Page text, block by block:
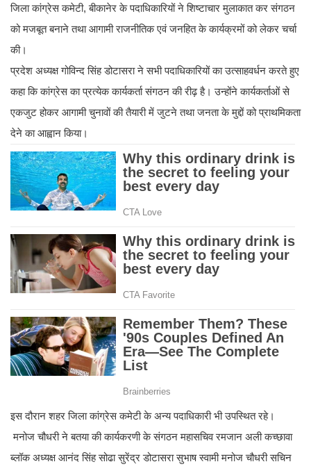
जिला कांग्रेस कमेटी, बीकानेर के पदाधिकारियों ने शिष्टाचार मुलाकात कर संगठन
को मजबूत बनाने तथा आगामी राजनीतिक एवं जनहित के कार्यक्रमों को लेकर चर्चा
की।
प्रदेश अध्यक्ष गोविन्द सिंह डोटासरा ने सभी पदाधिकारियों का उत्साहवर्धन करते हुए
कहा कि कांग्रेस का प्रत्येक कार्यकर्ता संगठन की रीढ़ है। उन्होंने कार्यकर्ताओं से
एकजुट होकर आगामी चुनावों की तैयारी में जुटने तथा जनता के मुद्दों को प्राथमिकता
देने का आह्वान किया।
इस दौरान शहर जिला कांग्रेस कमेटी के अन्य पदाधिकारी भी उपस्थित रहे।
मनोज चौधरी ने बतया की कार्यकरणी के संगठन महासचिव रमजान अली कच्छावा
ब्लॉक अध्यक्ष आनंद सिंह सोढा सुरेंद्र डोटासरा सुभाष स्वामी मनोज चौधरी सचिन